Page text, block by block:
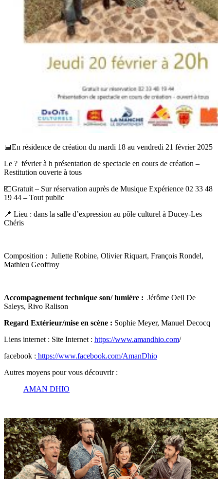
📅En résidence de création du mardi 18 au vendredi 21 février 2025
Le ? février à h présentation de spectacle en cours de création –
Restitution ouverte à tous
💶Gratuit – Sur réservation auprès de Musique Expérience 02 33 48
19 44 – Tout public
📍 Lieu : dans la salle d’expression au pôle culturel à Ducey-Les
Chéris
Composition : Juliette Robine, Olivier Riquart, François Rondel,
Mathieu Geoffroy
Accompagnement technique son/ lumière : Jérôme Oeil De
Saleys, Rivo Ralison
Regard Extérieur/mise en scène : Sophie Meyer, Manuel Decocq
Liens internet : Site Internet : https://www.amandhio.com/
facebook : https://www.facebook.com/AmanDhio
Autres moyens pour vous découvrir :
AMAN DHIO